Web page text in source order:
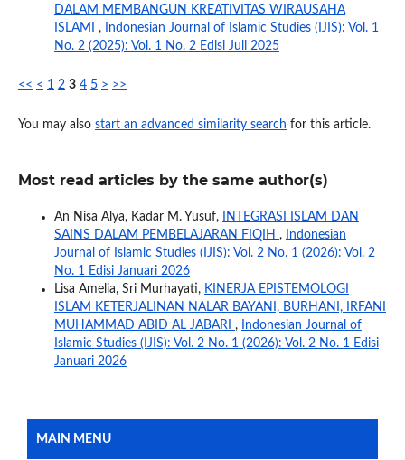
DALAM MEMBANGUN KREATIVITAS WIRAUSAHA
ISLAMI ,
Indonesian Journal of Islamic Studies (IJIS): Vol. 1
No. 2 (2025): Vol. 1 No. 2 Edisi Juli 2025
<< < 1 2 3 4 5 > >>
You may also start an advanced similarity search for this article.
Most read articles by the same author(s)
An Nisa Alya, Kadar M. Yusuf,
INTEGRASI ISLAM DAN
SAINS DALAM PEMBELAJARAN FIQIH ,
Indonesian
Journal of Islamic Studies (IJIS): Vol. 2 No. 1 (2026): Vol. 2
No. 1 Edisi Januari 2026
Lisa Amelia, Sri Murhayati, KINERJA EPISTEMOLOGI
ISLAM KETERJALINAN NALAR BAYANI, BURHANI, IRFANI
MUHAMMAD ABID AL JABARI ,
Indonesian Journal of
Islamic Studies (IJIS): Vol. 2 No. 1 (2026): Vol. 2 No. 1 Edisi
Januari 2026
MAIN MENU